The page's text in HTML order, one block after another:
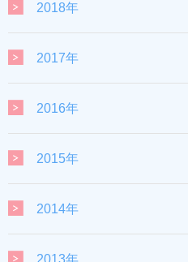
2018年
2017年
2016年
2015年
2014年
2013年